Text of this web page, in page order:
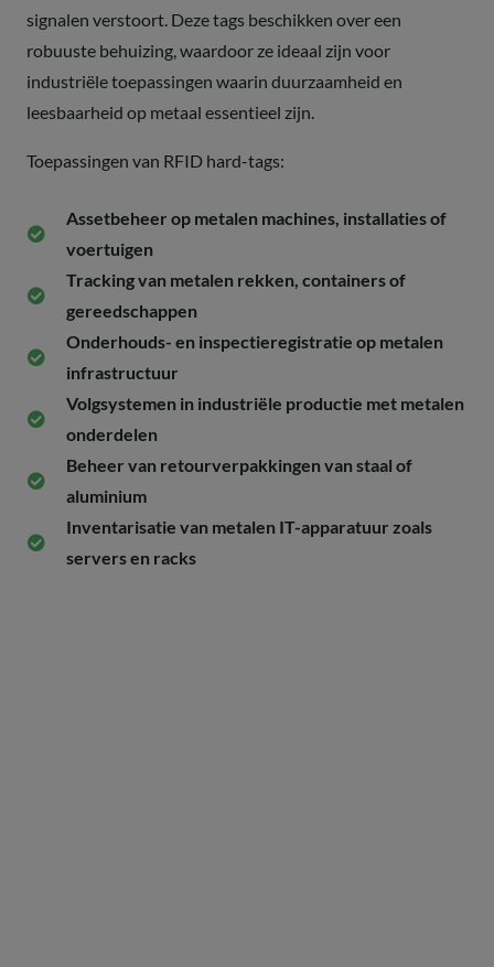
signalen verstoort. Deze tags beschikken over een
robuuste behuizing, waardoor ze ideaal zijn voor
industriële toepassingen waarin duurzaamheid en
leesbaarheid op metaal essentieel zijn.
Toepassingen van RFID hard-tags:
Assetbeheer op metalen machines, installaties of
voertuigen
Tracking van metalen rekken, containers of
gereedschappen
Onderhouds- en inspectieregistratie op metalen
infrastructuur
Volgsystemen in industriële productie met metalen
onderdelen
Beheer van retourverpakkingen van staal of
aluminium
Inventarisatie van metalen IT-apparatuur zoals
servers en racks